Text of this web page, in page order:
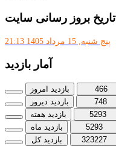
تاریخ بروز رسانی سایت
پنج شنبه, 15 مرداد 1405 21:13
آمار بازدید
بازدید امروز
466
بازدید دیروز
748
بازدید هفته
5293
بازدید ماه
5293
بازدید کل
323227